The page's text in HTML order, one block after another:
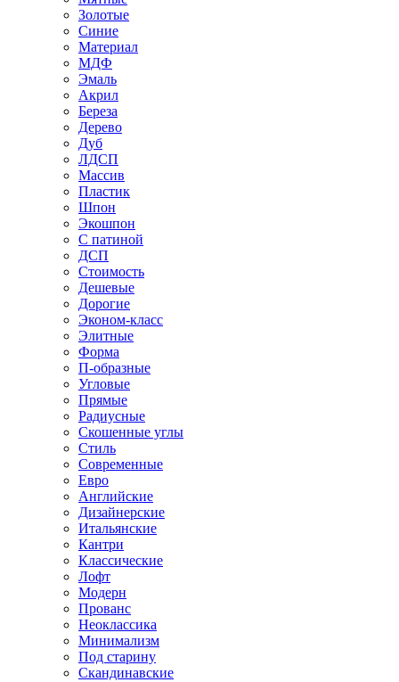
Золотые
Синие
Материал
МДФ
Эмаль
Акрил
Береза
Дерево
Дуб
ЛДСП
Массив
Пластик
Шпон
Экошпон
С патиной
ДСП
Стоимость
Дешевые
Дорогие
Эконом-класс
Элитные
Форма
П-образные
Угловые
Прямые
Радиусные
Скошенные углы
Стиль
Современные
Евро
Английские
Дизайнерские
Итальянские
Кантри
Классические
Лофт
Модерн
Прованс
Неоклассика
Минимализм
Под старину
Скандинавские